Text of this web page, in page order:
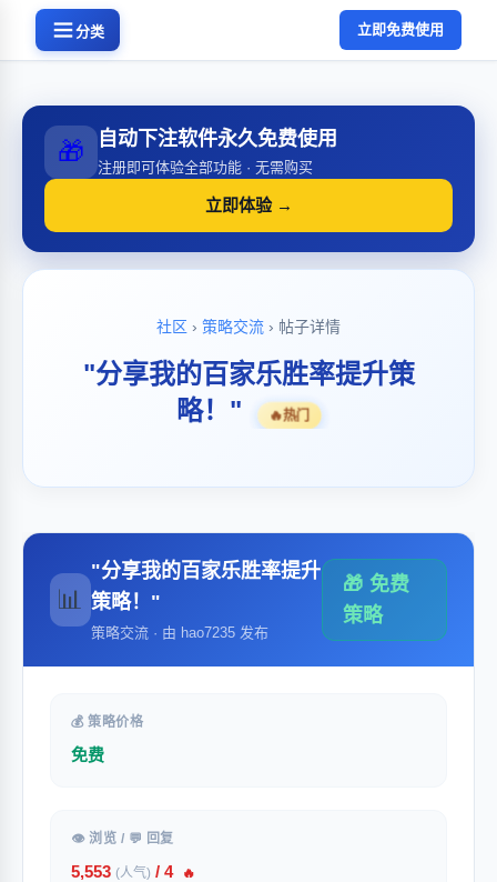
分类 立即免费使用
🎁 自动下注软件永久免费使用
注册即可体验全部功能 · 无需购买
立即体验 →
社区 › 策略交流 › 帖子详情
"分享我的百家乐胜率提升策
略！"
🔥热门
📊
"分享我的百家乐胜率提升
策略！"
策略交流 · 由 hao7235 发布
🎁 免费
策略
💰 策略价格
免费
👁 浏览 / 💬 回复
5,553 (人气) / 4 🔥